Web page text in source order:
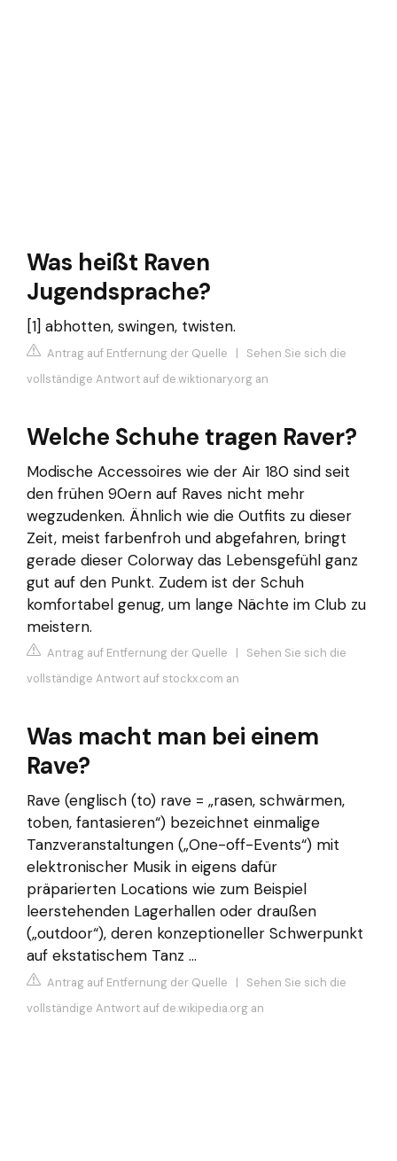
Was heißt Raven
Jugendsprache?
[1] abhotten, swingen, twisten.
Antrag auf Entfernung der Quelle | Sehen Sie sich die
vollständige Antwort auf de.wiktionary.org an
Welche Schuhe tragen Raver?
Modische Accessoires wie der Air 180 sind seit
den frühen 90ern auf Raves nicht mehr
wegzudenken. Ähnlich wie die Outfits zu dieser
Zeit, meist farbenfroh und abgefahren, bringt
gerade dieser Colorway das Lebensgefühl ganz
gut auf den Punkt. Zudem ist der Schuh
komfortabel genug, um lange Nächte im Club zu
meistern.
Antrag auf Entfernung der Quelle | Sehen Sie sich die
vollständige Antwort auf stockx.com an
Was macht man bei einem
Rave?
Rave (englisch (to) rave = „rasen, schwärmen,
toben, fantasieren“) bezeichnet einmalige
Tanzveranstaltungen („One-off-Events“) mit
elektronischer Musik in eigens dafür
präparierten Locations wie zum Beispiel
leerstehenden Lagerhallen oder draußen
(„outdoor“), deren konzeptioneller Schwerpunkt
auf ekstatischem Tanz ...
Antrag auf Entfernung der Quelle | Sehen Sie sich die
vollständige Antwort auf de.wikipedia.org an